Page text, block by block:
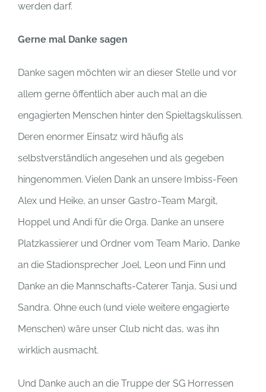
werden darf.
Gerne mal Danke sagen
Danke sagen möchten wir an dieser Stelle und vor
allem gerne öffentlich aber auch mal an die
engagierten Menschen hinter den Spieltagskulissen.
Deren enormer Einsatz wird häufig als
selbstverständlich angesehen und als gegeben
hingenommen. Vielen Dank an unsere Imbiss-Feen
Alex und Heike, an unser Gastro-Team Margit,
Hoppel und Andi für die Orga. Danke an unsere
Platzkassierer und Ordner vom Team Mario, Danke
an die Stadionsprecher Joel, Leon und Finn und
Danke an die Mannschafts-Caterer Tanja, Susi und
Sandra. Ohne euch (und viele weitere engagierte
Menschen) wäre unser Club nicht das, was ihn
wirklich ausmacht.
Und Danke auch an die Truppe der SG Horressen